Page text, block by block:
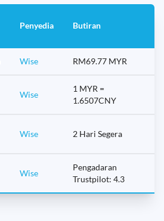
Penyedia Butiran
Wise RM69.77 MYR
Wise
1 MYR =
1.6507CNY
Wise 2 Hari Segera
Wise
Pengadaran
Trustpilot: 4.3